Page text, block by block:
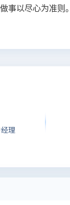
事以尽心为准则。
理